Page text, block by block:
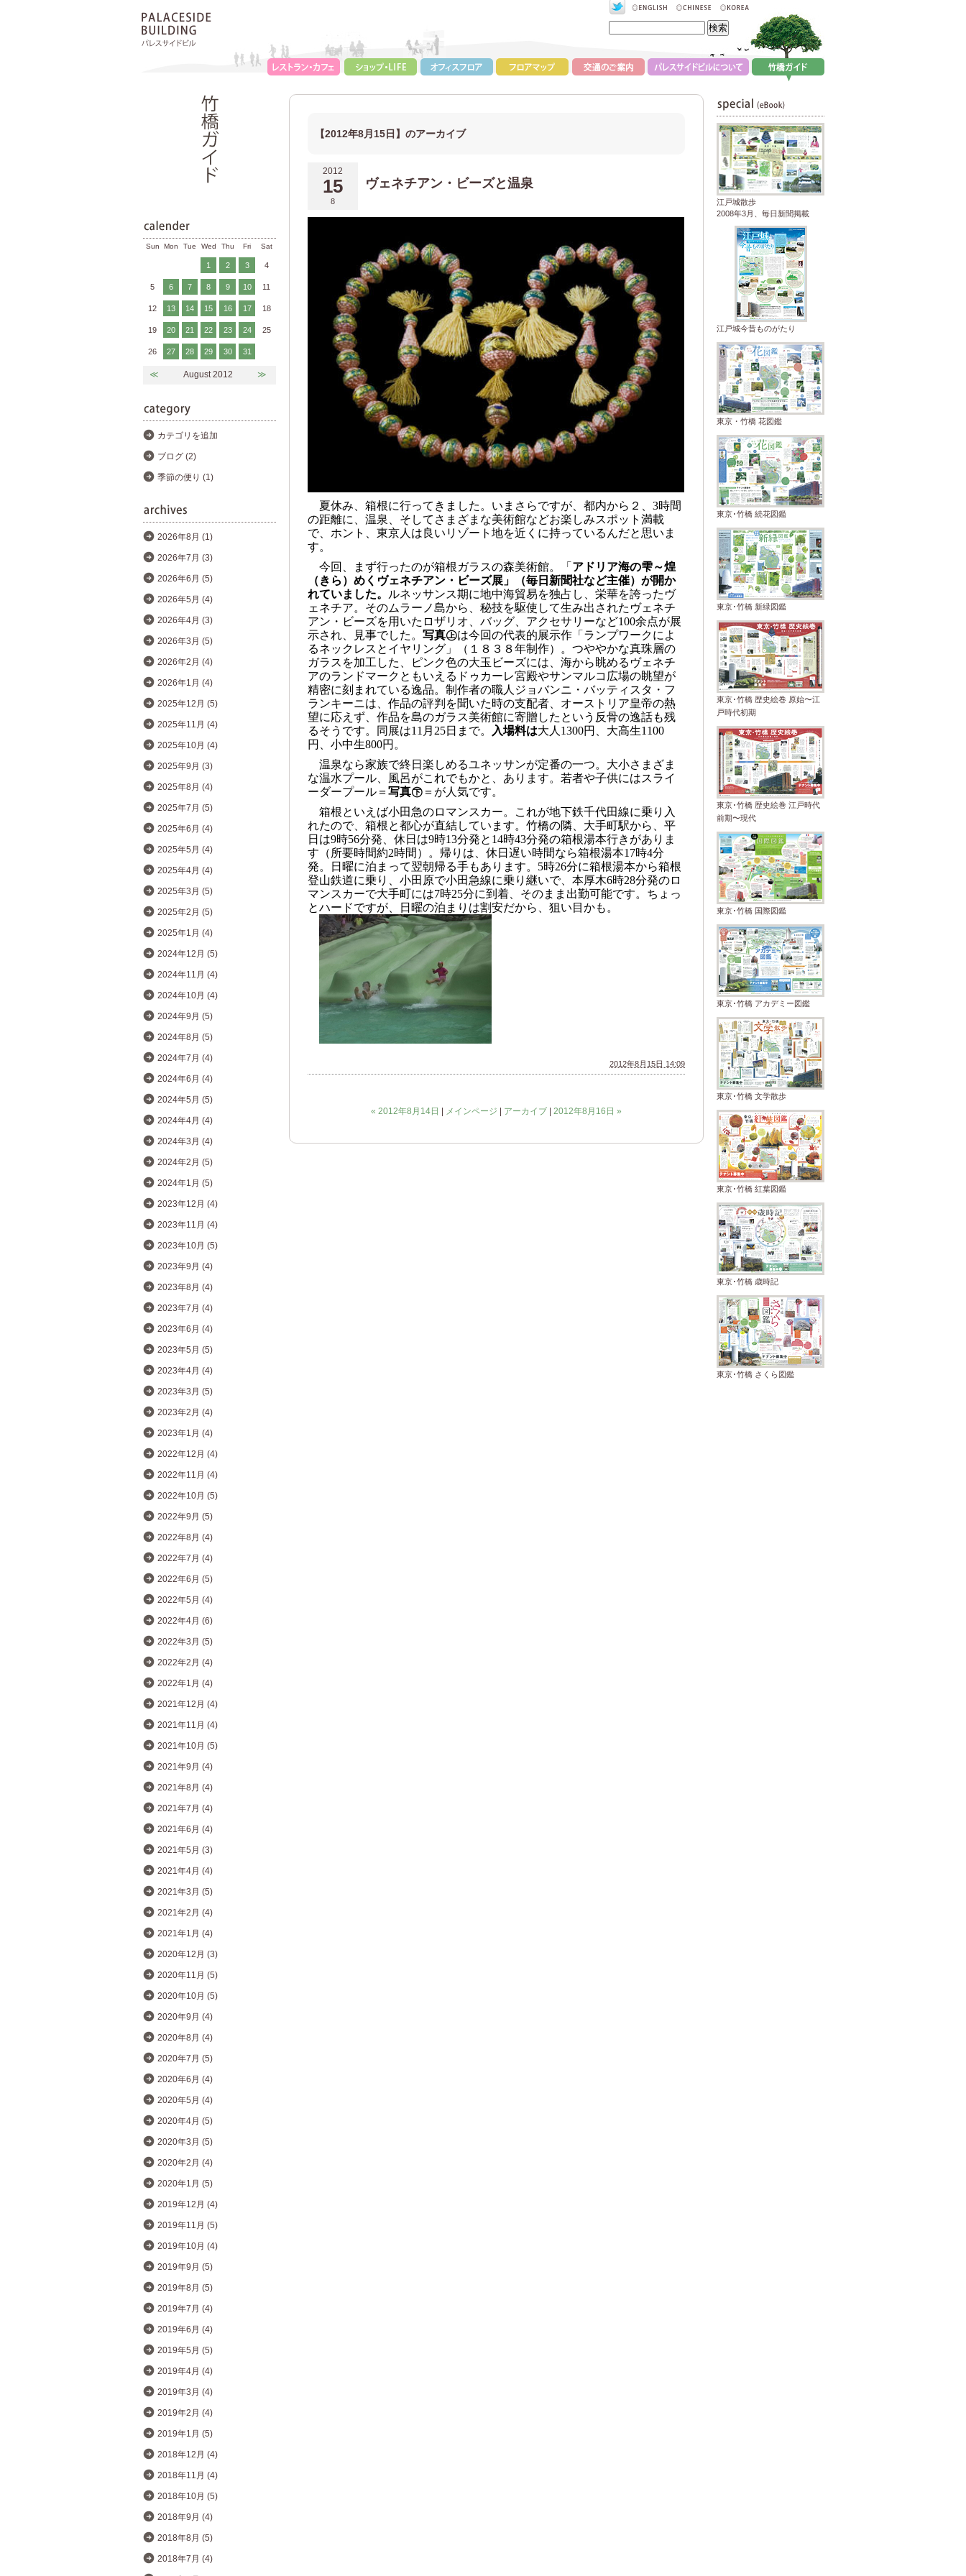
【2012年8月15日】のアーカイブ
2012
15
8
ヴェネチアン・ビーズと温泉
夏休み、箱根に行ってきました。いまさらですが、都内から２、 3時間
の距離に、温泉、そしてさまざまな美術館などお楽しみスポット満載
で、ホント、東京人は良いリゾート地を近くに持っているんだと思いま
す。
今回、まず行ったのが箱根ガラスの森美術館。「 アドリア海の雫～煌
（きら）めくヴェネチアン・ビーズ展」（毎日新聞社など主催）が開か
れていました。
ルネッサンス期に地中海貿易を独占し、栄華を誇ったヴ
ェネチア。そのムラーノ島から、秘技を駆使して生み出されたヴェネチ
アン・ビーズを用いたロザリオ、バッグ、アクセサリーなど100余点が展
示され、見事でした。 写真㊤は今回の代表的展示作「ランプワークによ
るネックレスとイヤリング」（１８３８年制作）。つややかな真珠層の
ガラスを加工した、ピンク色の大玉ビーズには、海から眺めるヴェネチ
アのランドマークともいえるドゥカーレ宮殿やサンマルコ広場の眺望が
精密に刻まれている逸品。制作者の職人ジョバンニ・バッティスタ・フ
ランキーニは、作品の評判を聞いた時の支配者、オーストリア皇帝の熱
望に応えず、作品を島のガラス美術館に寄贈したという反骨の逸話も残
るそうです。同展は11 月 25日まで。 入場料は大人 1300円、大高生1100
円、小中生800円。
温泉なら家族で終日楽しめるユネッサンが定番の一つ。大小さまざま
な温水プール、風呂がこれでもかと、あります。若者や子供にはスライ
ーダープール＝ 写真㊦ ＝が人気です。
箱根といえば小田急のロマンスカー。これが地下鉄千代田線に乗り入
れたので、箱根と都心が直結しています。竹橋の隣、大手町駅から、平
日は9時56分発、休日は9時13分発と 14時43分発の箱根湯本行きがありま
す（所要時間約2時間）。帰りは、休日遅い時間なら箱根湯本17時4分
発。日曜に泊まって翌朝帰る手もあります。 5時26分に箱根湯本から箱根
登山鉄道に乗り、小田原で小田急線に乗り継いで、本厚木6時28分発のロ
マンスカーで大手町には7時25分に到着、そのまま出勤可能です。ちょっ
とハードですが、日曜の泊まりは割安だから、狙い目かも。
2012年8月15日 14:09
« 2012年8月14日 | メインページ | アーカイブ | 2012年8月16日 »
Sun Mon Tue Wed Thu Fri Sat
1 2 3 4
5 6 7 8 9 10 11
12 13 14 15 16 17 18
19 20 21 22 23 24 25
26 27 28 29 30 31
≪ August 2012 ≫
カテゴリを追加
ブログ (2)
季節の便り (1)
2026年8月 (1)
2026年7月 (3)
2026年6月 (5)
2026年5月 (4)
2026年4月 (3)
2026年3月 (5)
2026年2月 (4)
2026年1月 (4)
2025年12月 (5)
2025年11月 (4)
2025年10月 (4)
2025年9月 (3)
2025年8月 (4)
2025年7月 (5)
2025年6月 (4)
2025年5月 (4)
2025年4月 (4)
2025年3月 (5)
2025年2月 (5)
2025年1月 (4)
2024年12月 (5)
2024年11月 (4)
2024年10月 (4)
2024年9月 (5)
2024年8月 (5)
2024年7月 (4)
2024年6月 (4)
2024年5月 (5)
2024年4月 (4)
2024年3月 (4)
2024年2月 (5)
2024年1月 (5)
2023年12月 (4)
2023年11月 (4)
2023年10月 (5)
2023年9月 (4)
2023年8月 (4)
2023年7月 (4)
2023年6月 (4)
2023年5月 (5)
2023年4月 (4)
2023年3月 (5)
2023年2月 (4)
2023年1月 (4)
2022年12月 (4)
2022年11月 (4)
2022年10月 (5)
2022年9月 (5)
2022年8月 (4)
2022年7月 (4)
2022年6月 (5)
2022年5月 (4)
2022年4月 (6)
2022年3月 (5)
2022年2月 (4)
2022年1月 (4)
2021年12月 (4)
2021年11月 (4)
2021年10月 (5)
2021年9月 (4)
2021年8月 (4)
2021年7月 (4)
2021年6月 (4)
2021年5月 (3)
2021年4月 (4)
2021年3月 (5)
2021年2月 (4)
2021年1月 (4)
2020年12月 (3)
2020年11月 (5)
2020年10月 (5)
2020年9月 (4)
2020年8月 (4)
2020年7月 (5)
2020年6月 (4)
2020年5月 (4)
2020年4月 (5)
2020年3月 (5)
2020年2月 (4)
2020年1月 (5)
2019年12月 (4)
2019年11月 (5)
2019年10月 (4)
2019年9月 (5)
2019年8月 (5)
2019年7月 (4)
2019年6月 (4)
2019年5月 (5)
2019年4月 (4)
2019年3月 (4)
2019年2月 (4)
2019年1月 (5)
2018年12月 (4)
2018年11月 (4)
2018年10月 (5)
2018年9月 (4)
2018年8月 (5)
2018年7月 (4)
江戸城散歩
2008年3月、毎日新聞掲載
江戸城今昔ものがたり
東京・竹橋 花図鑑
東京･竹橋 続花図鑑
東京･竹橋 新緑図鑑
東京･竹橋 歴史絵巻 原始〜江
戸時代初期
東京･竹橋 歴史絵巻 江戸時代
前期〜現代
東京･竹橋 国際図鑑
東京･竹橋 アカデミー図鑑
東京･竹橋 文学散歩
東京･竹橋 紅葉図鑑
東京･竹橋 歳時記
東京･竹橋 さくら図鑑